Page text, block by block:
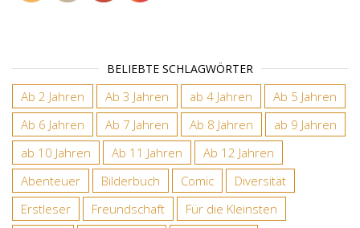
BELIEBTE SCHLAGWÖRTER
Ab 2 Jahren Ab 3 Jahren ab 4 Jahren
Ab 5 Jahren
Ab 6 Jahren
Ab 7 Jahren Ab 8 Jahren
ab 9 Jahren
ab 10 Jahren
Ab 11 Jahren
Ab 12 Jahren
Abenteuer
Bilderbuch Comic
Diversität
Erstleser
Freundschaft
Für die Kleinsten